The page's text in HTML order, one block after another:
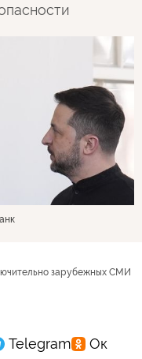
зарубежных СМИ